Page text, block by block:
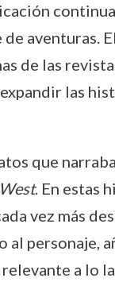
aventuras.
de las
las
que
West. En estas
vez más
personaje,
a lo